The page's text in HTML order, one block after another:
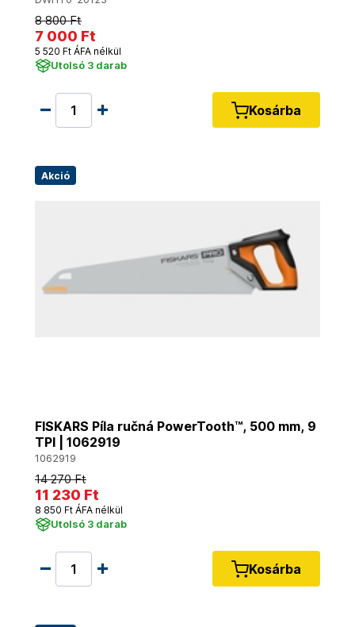
8 800 Ft
7 000 Ft
5 520 Ft ÁFA nélkül
Utolsó 3 darab
Kosárba
Akció
FISKARS Píla ručná PowerTooth™, 500 mm, 9
TPI | 1062919
1062919
14 270 Ft
11 230 Ft
8 850 Ft ÁFA nélkül
Utolsó 3 darab
Kosárba